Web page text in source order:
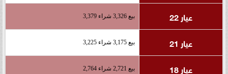
عيار 22 بيع 3,326 شراء 3,379
عيار 21 بيع 3,175 شراء 3,225
عيار 18 بيع 2,721 شراء 2,764